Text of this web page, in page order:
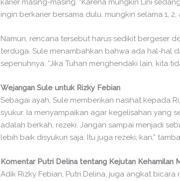
karier masing-masing. “Karena mungkin Lini
ingin berkarier bersama dulu, mungkin selama 1, 2,
Namun, rencana tersebut harus sedikit bergeser
terduga. Sule menambahkan bahwa ada hal-hal
sepenuhnya. “Jika Tuhan menghendaki lain, kita
Wejangan Sule untuk Rizky Febian
Sebagai ayah, Sule memberikan nasihat kepada
syukur. Ia menyampaikan agar kegelisahan yang
adalah berkah, rezeki. Jangan sampai menjadi
lebih baik disyukuri saja. Itu juga rezeki, kan,”
Komentar Putri Delina tentang Kejutan Kehamilan
Adik Rizky Febian, Putri Delina, juga angkat